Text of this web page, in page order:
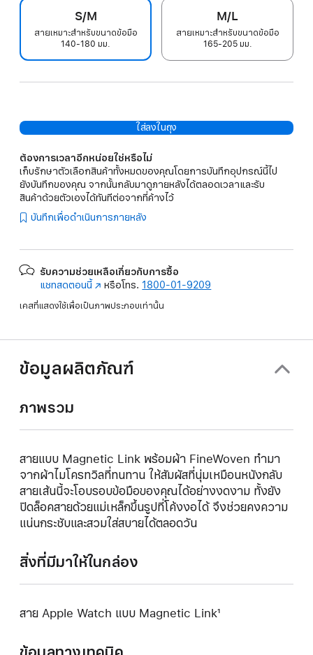
S/M
สายเหมาะสำหรับขนาดข้อมือ
140-180 มม.
M/L
สายเหมาะสำหรับขนาดข้อมือ
165-205 มม.
ใส่ลงในถุง
ต้องการเวลาอีกหน่อยใช่หรือไม่
เก็บรักษาตัวเลือกสินค้าทั้งหมดของคุณโดยการบันทึกอุปกรณ์นี้ไป
ยังบันทึกของคุณ จากนั้นกลับมาดูภายหลังได้ตลอดเวลาและรับ
สินค้าด้วยตัวเองได้ทันทีต่อจากที่ค้างไว้
บันทึกเพื่อดำเนินการภายหลัง
รับความช่วยเหลือเกี่ยวกับการซื้อ
แชทสดตอนนี้(เปิด
หน้าต่าง
หรือโทร. 1800-01-9209
เคสที่แสดงใช้เพื่อเป็นภาพประกอบเท่านั้น
ข้อมูลผลิตภัณฑ์
ภาพรวม
สายแบบ Magnetic Link พร้อมผ้า FineWoven ทำมา
จากผ้าไมโครทวิลที่ทนทาน ให้สัมผัสที่นุ่มเหมือนหนังกลับ
สายเส้นนี้จะโอบรอบข้อมือของคุณได้อย่างงดงาม ทั้งยัง
ปิดล็อคสายด้วยแม่เหล็กขึ้นรูปที่โค้งงอได้ จึงช่วยคงความ
แน่นกระชับและสวมใส่สบายได้ตลอดวัน
สิ่งที่มีมาให้ในกล่อง
สาย Apple Watch แบบ Magnetic Link¹